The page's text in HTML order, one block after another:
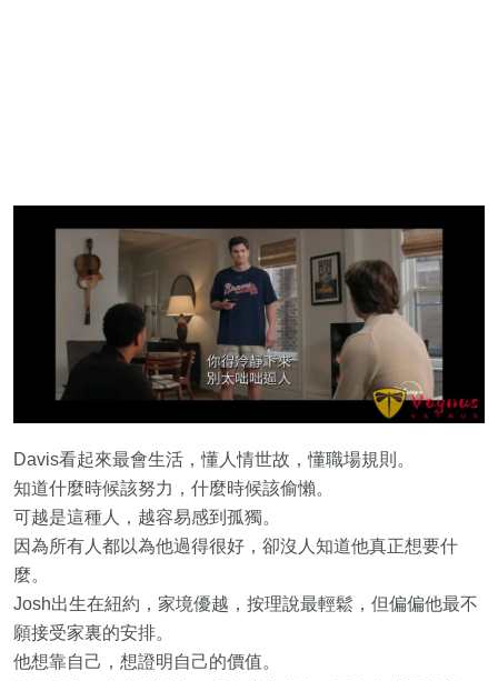
Davis看起來最會生活，懂人情世故，懂職場規則。
知道什麼時候該努力，什麼時候該偷懶。
可越是這種人，越容易感到孤獨。
因為所有人都以為他過得很好，卻沒人知道他真正想要什
麼。
Josh出生在紐約，家境優越，按理說最輕鬆，但偏偏他最不
願接受家裏的安排。
他想靠自己，想證明自己的價值。